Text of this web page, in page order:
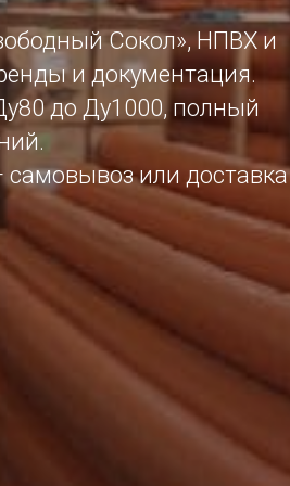
Сокол», НПВХ и
и документация.
до Ду1000, полный
самовывоз или доставка